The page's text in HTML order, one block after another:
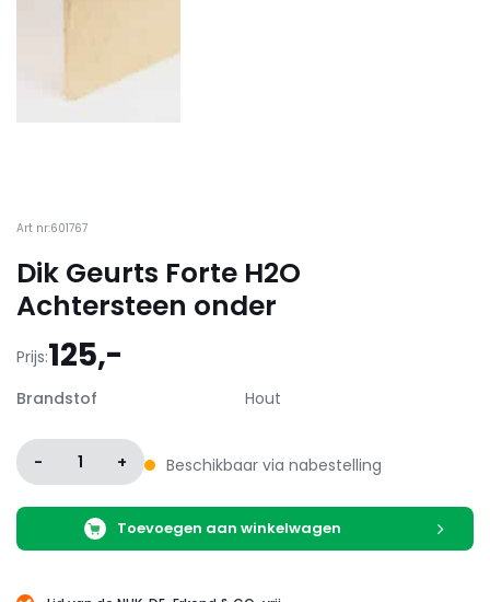
Art nr:601767
Dik Geurts Forte H2O
Achtersteen onder
Prijs:125,-
Brandstof Hout
- 1 + Beschikbaar via nabestelling
Toevoegen aan winkelwagen